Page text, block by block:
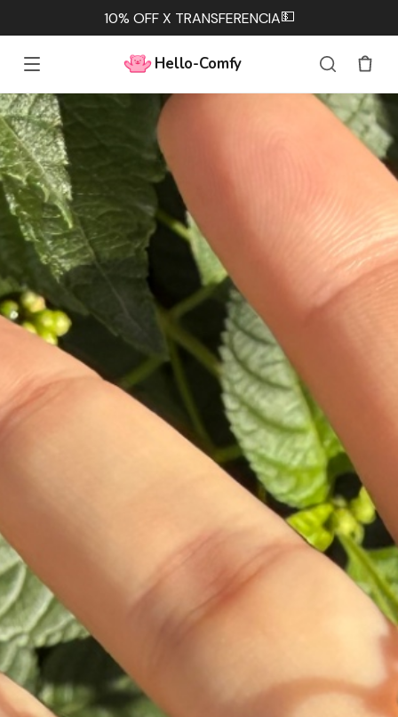
3 cuotas sin interés 🧸💳
Hello-Comfy